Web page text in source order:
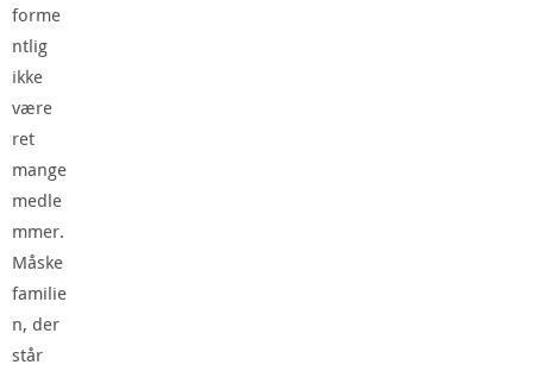
forme
ntlig
ikke
være
ret
mange
medle
mmer.
Måske
familie
n, der
står